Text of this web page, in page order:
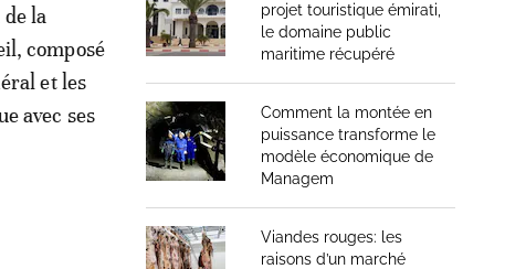
la
composé
et les
avec ses
projet touristique émirati,
le domaine public
maritime récupéré
Comment la montée en
puissance transforme le
modèle économique de
Managem
Viandes rouges: les
raisons d’un marché